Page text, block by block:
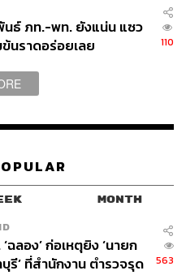
ธ์ ภท.-พท. ยังแน่น แซว
ข้นราดอร่อยเลย
110
MONTH
ฉลอง’ ก่อเหตุยิง ‘นายก
รี’ ที่สำนักงาน ตำรวจรุด
563